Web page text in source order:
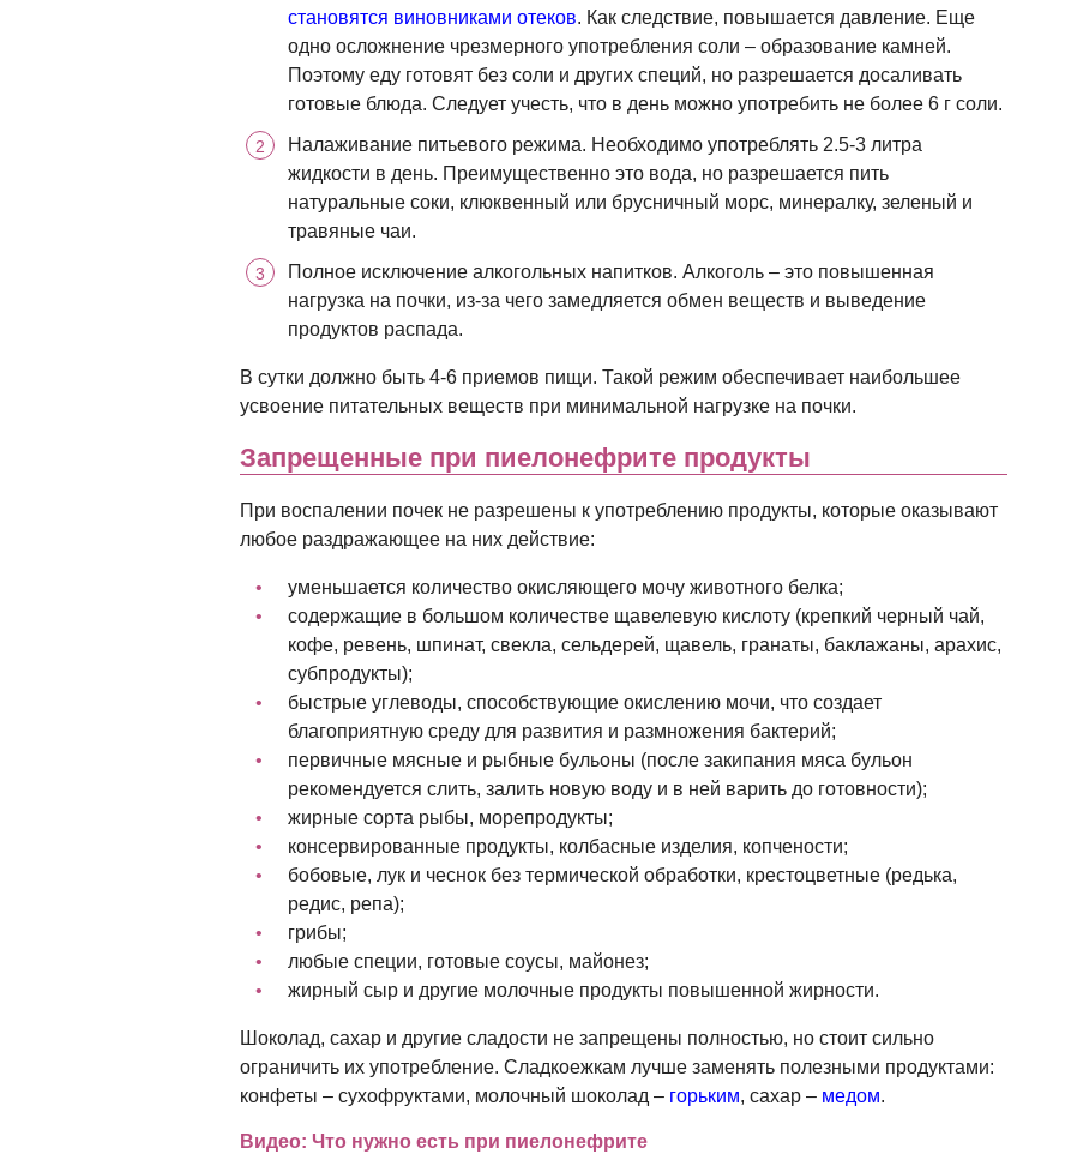
становятся виновниками отеков. Как следствие, повышается давление. Еще
одно осложнение чрезмерного употребления соли – образование камней.
Поэтому еду готовят без соли и других специй, но разрешается досаливать
готовые блюда. Следует учесть, что в день можно употребить не более 6 г соли.
Налаживание питьевого режима. Необходимо употреблять 2.5-3 литра
жидкости в день. Преимущественно это вода, но разрешается пить
натуральные соки, клюквенный или брусничный морс, минералку, зеленый и
травяные чаи.
Полное исключение алкогольных напитков. Алкоголь – это повышенная
нагрузка на почки, из-за чего замедляется обмен веществ и выведение
продуктов распада.
В сутки должно быть 4-6 приемов пищи. Такой режим обеспечивает наибольшее
усвоение питательных веществ при минимальной нагрузке на почки.
Запрещенные при пиелонефрите продукты
При воспалении почек не разрешены к употреблению продукты, которые оказывают
любое раздражающее на них действие:
уменьшается количество окисляющего мочу животного белка;
содержащие в большом количестве щавелевую кислоту (крепкий черный чай,
кофе, ревень, шпинат, свекла, сельдерей, щавель, гранаты, баклажаны, арахис,
субпродукты);
быстрые углеводы, способствующие окислению мочи, что создает
благоприятную среду для развития и размножения бактерий;
первичные мясные и рыбные бульоны (после закипания мяса бульон
рекомендуется слить, залить новую воду и в ней варить до готовности);
жирные сорта рыбы, морепродукты;
консервированные продукты, колбасные изделия, копчености;
бобовые, лук и чеснок без термической обработки, крестоцветные (редька,
редис, репа);
грибы;
любые специи, готовые соусы, майонез;
жирный сыр и другие молочные продукты повышенной жирности.
Шоколад, сахар и другие сладости не запрещены полностью, но стоит сильно
ограничить их употребление. Сладкоежкам лучше заменять полезными продуктами:
конфеты – сухофруктами, молочный шоколад – горьким, сахар – медом.
Видео: Что нужно есть при пиелонефрите